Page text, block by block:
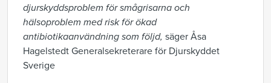
djurskyddsproblem för smågrisarna och
hälsoproblem med risk för ökad
antibiotikaanvändning som följd, säger Åsa
Hagelstedt Generalsekreterare för Djurskyddet
Sverige